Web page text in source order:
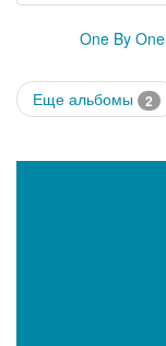
One By One
Еще альбомы 2